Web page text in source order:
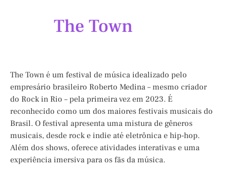
The Town
The Town é um festival de música idealizado pelo
empresário brasileiro Roberto Medina – mesmo criador
do Rock in Rio – pela primeira vez em 2023. É
reconhecido como um dos maiores festivais musicais do
Brasil. O festival apresenta uma mistura de gêneros
musicais, desde rock e indie até eletrônica e hip-hop.
Além dos shows, oferece atividades interativas e uma
experiência imersiva para os fãs da música.